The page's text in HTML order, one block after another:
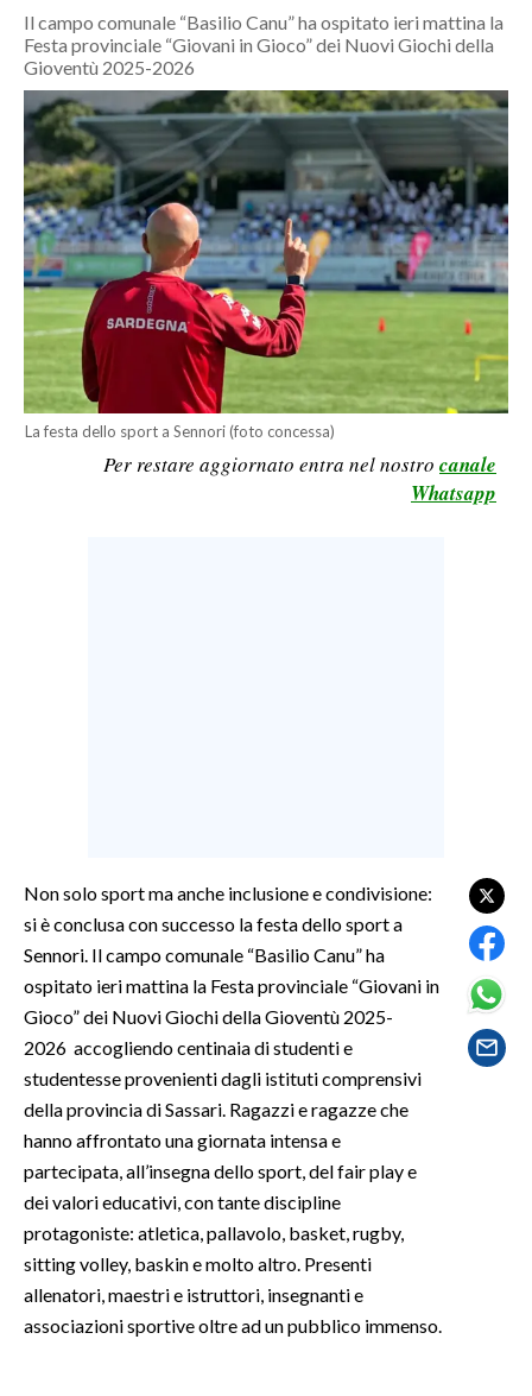
CRONACA
ITALIA
MONDO
POLITICA
ECONOMIA
SERVIZI ALLE IMPRESE
LAVORO
SPORT IN SARDEGNA
GOSSIP
SALUTE
SARDI NEL MONDO
EVENTI
3 MINUTI CON
INSULARITÀ
Il campo comunale “Basilio Canu” ha ospitato ieri mattina la
Festa provinciale “Giovani in Gioco” dei Nuovi Giochi della
Gioventù 2025-2026
La festa dello sport a Sennori (foto concessa)
Per restare aggiornato entra nel nostro canale
Whatsapp
Non solo sport ma anche inclusione e condivisione:
si è conclusa con successo la festa dello sport a
Sennori. Il campo comunale “Basilio Canu” ha
ospitato ieri mattina la Festa provinciale “Giovani in
Gioco” dei Nuovi Giochi della Gioventù 2025-
2026 accogliendo centinaia di studenti e
studentesse provenienti dagli istituti comprensivi
della provincia di Sassari. Ragazzi e ragazze che
hanno affrontato una giornata intensa e
partecipata, all’insegna dello sport, del fair play e
dei valori educativi, con tante discipline
protagoniste: atletica, pallavolo, basket, rugby,
sitting volley, baskin e molto altro. Presenti
allenatori, maestri e istruttori, insegnanti e
associazioni sportive oltre ad un pubblico immenso.